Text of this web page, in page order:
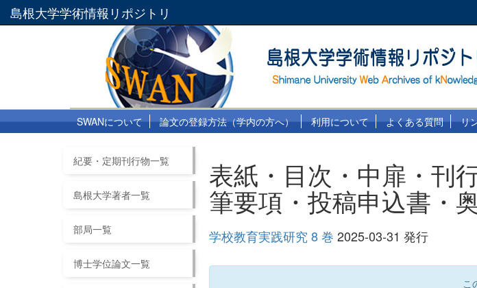
島根大学学術情報リポジトリ
SWANについて 論文の登録方法（学内の方へ） 利用について よくある質問 リ
紀要・定期刊行物一覧
島根大学著者一覧
部局一覧
博士学位論文一覧
表紙・目次・中扉・刊
筆要項・投稿申込書・
学校教育実践研究 8 巻 2025-03-31 発行
こ